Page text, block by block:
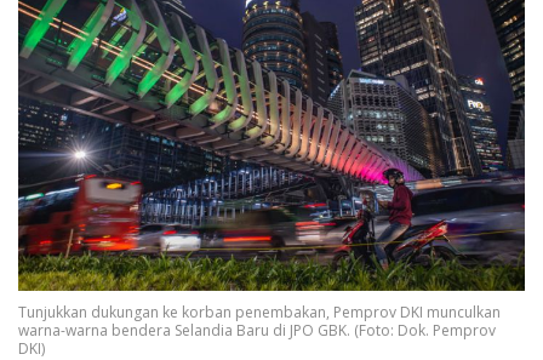
Tunjukkan dukungan ke korban penembakan, Pemprov DKI munculkan
warna-warna bendera Selandia Baru di JPO GBK. (Foto: Dok. Pemprov
DKI)